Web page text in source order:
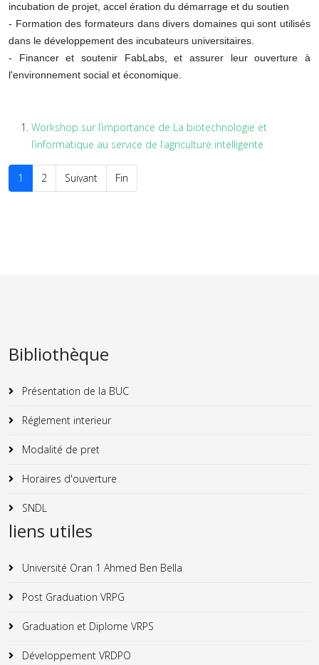
incubation de projet, accel ération du démarrage et du soutien
- Formation des formateurs dans divers domaines qui sont utilisés
dans le développement des incubateurs universitaires.
- Financer et soutenir FabLabs, et assurer leur ouverture à
l'environnement social et économique.
Workshop sur l’importance de La biotechnologie et
l’informatique au service de l’agriculture intelligente
1 2 Suivant Fin
Bibliothèque
Présentation de la BUC
Réglement interieur
Modalité de pret
Horaires d'ouverture
SNDL
liens utiles
Université Oran 1 Ahmed Ben Bella
Post Graduation VRPG
Graduation et Diplome VRPS
Développement VRDPO